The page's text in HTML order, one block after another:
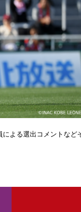
よる選出コメントなど